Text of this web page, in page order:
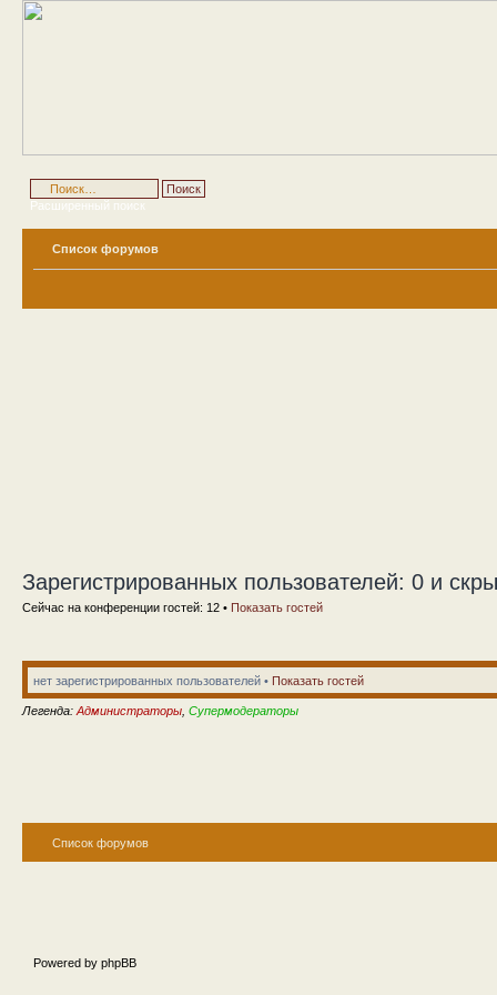
Расширенный поиск
Список форумов
Зарегистрированных пользователей: 0 и
Сейчас на конференции гостей: 12 • Показать гостей
нет зарегистрированных пользователей • Показать гостей
Легенда: Администраторы Супермодераторы
Список форумов
Powered by phpBB